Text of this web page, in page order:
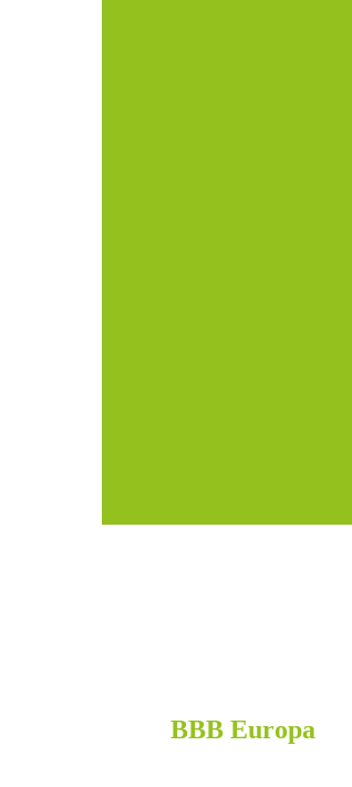
BBB Europa